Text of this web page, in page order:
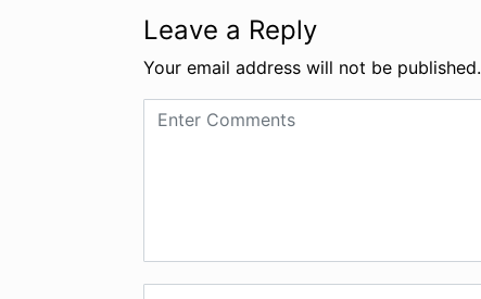
Leave a Reply
Your email address will not be published.